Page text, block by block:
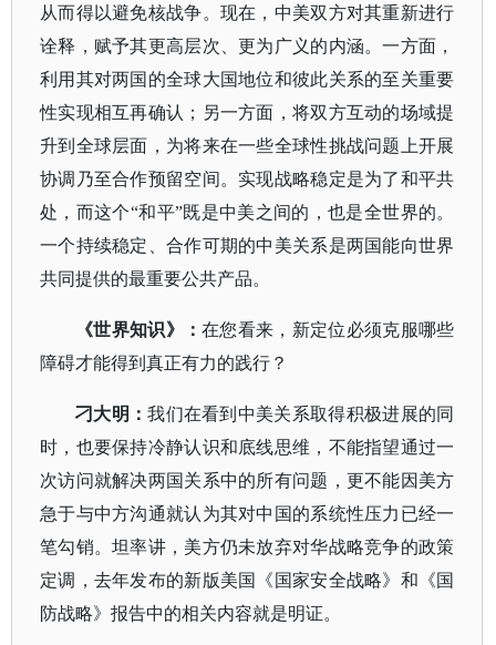
从而得以避免核战争。现在，中美双方对其重新进行
诠释，赋予其更高层次、更为广义的内涵。一方面，
利用其对两国的全球大国地位和彼此关系的至关重要
性实现相互再确认；另一方面，将双方互动的场域提
升到全球层面，为将来在一些全球性挑战问题上开展
协调乃至合作预留空间。实现战略稳定是为了和平共
处，而这个“和平”既是中美之间的，也是全世界的。
一个持续稳定、合作可期的中美关系是两国能向世界
共同提供的最重要公共产品。
《世界知识》：在您看来，新定位必须克服哪些
障碍才能得到真正有力的践行？
刁大明：我们在看到中美关系取得积极进展的同
时，也要保持冷静认识和底线思维，不能指望通过一
次访问就解决两国关系中的所有问题，更不能因美方
急于与中方沟通就认为其对中国的系统性压力已经一
笔勾销。坦率讲，美方仍未放弃对华战略竞争的政策
定调，去年发布的新版美国《国家安全战略》和《国
防战略》报告中的相关内容就是明证。